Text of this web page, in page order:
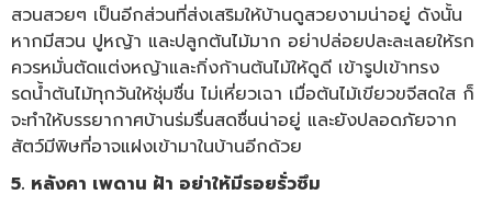
สวนสวยๆ เป็นอีกส่วนที่ส่งเสริมให้บ้านดูสวยงามน่าอยู่ ดังนั้น
หากมีสวน ปูหญ้า และปลูกต้นไม้มาก อย่าปล่อยปละละเลยให้รก
ควรหมั่นตัดแต่งหญ้าและกิ่งก้านต้นไม้ให้ดูดี เข้ารูปเข้าทรง
รดน้ำต้นไม้ทุกวันให้ชุ่มชื่น ไม่เหี่ยวเฉา เมื่อต้นไม้เขียวขจีสดใส ก็
จะทำให้บรรยากาศบ้านร่มรื่นสดชื่นน่าอยู่ และยังปลอดภัยจาก
สัตว์มีพิษที่อาจแฝงเข้ามาในบ้านอีกด้วย
5. หลังคา เพดาน ฝ้า อย่าให้มีรอยรั่วซึม